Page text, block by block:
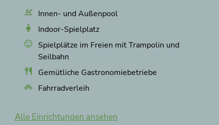
Innen- und Außenpool
Indoor-Spielplatz
Spielplätze im Freien mit Trampolin und
Seilbahn
Gemütliche Gastronomiebetriebe
Fahrradverleih
Alle Einrichtungen ansehen